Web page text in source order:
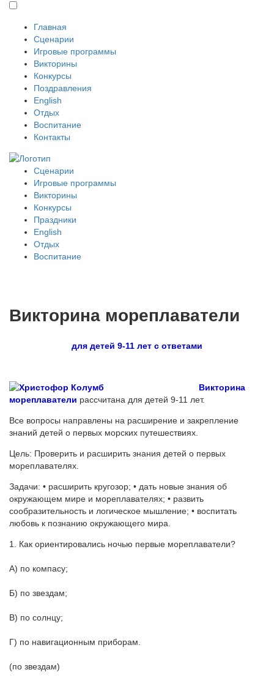
Главная
Сценарии
Игровые программы
Викторины
Конкурсы
Поздравления
English
Отдых
Воспитание
Контакты
Сценарии
Игровые программы
Викторины
Конкурсы
Праздники
English
Отдых
Воспитание
Викторина мореплаватели
для детей 9-11 лет с ответами
Викторина
мореплаватели рассчитана для детей 9-11 лет.
Все вопросы направлены на расширение и закрепление
знаний детей о первых морских путешествиях.
Цель: Проверить и расширить знания детей о первых
мореплавателях.
Задачи: • расширить кругозор; • дать новые знания об
окружающем мире и мореплавателях; • развить
сообразительность и логическое мышление; • воспитать
любовь к познанию окружающего мира.
1. Как ориентировались ночью первые мореплаватели?
А) по компасу;
Б) по звездам;
В) по солнцу;
Г) по навигационным приборам.
(по звездам)